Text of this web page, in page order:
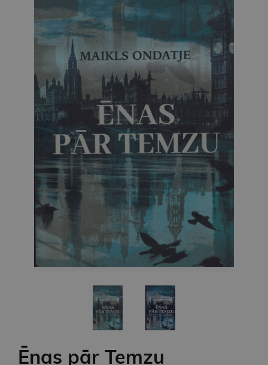
Ēnas pār Temzu